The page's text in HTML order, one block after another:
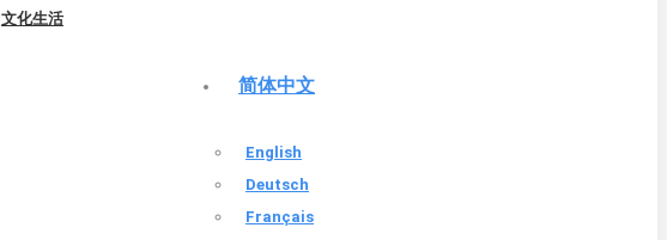
文化生活
简体中文
English
Deutsch
Français